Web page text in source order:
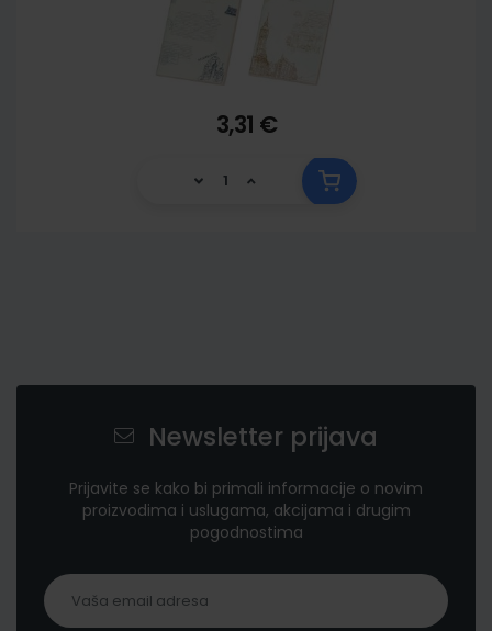
3,31 €
Newsletter prijava
Prijavite se kako bi primali informacije o novim
proizvodima i uslugama, akcijama i drugim
pogodnostima